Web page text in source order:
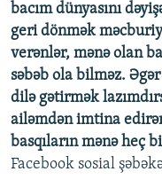
bacım dünyasını
geri dönmək
verənlər, mənə olan
səbəb ola bilməz.
dilə gətirmək
ailəmdən imtina
basqıların mənə heç
Facebook sosial